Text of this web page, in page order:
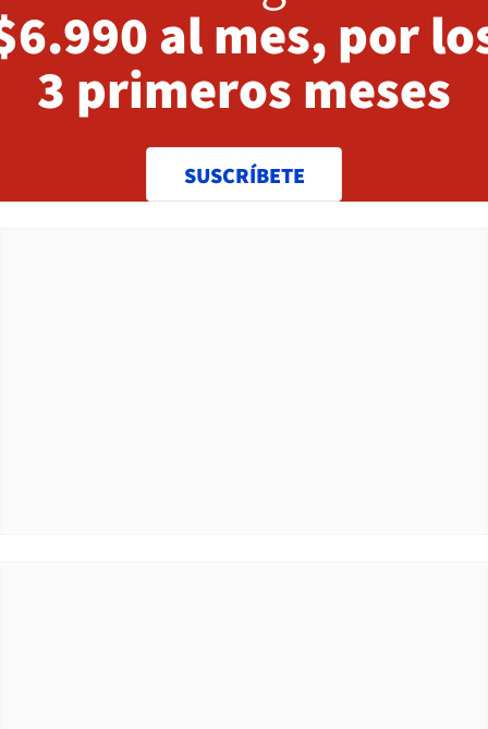
al mes, por
3 primeros meses
SUSCRÍBETE